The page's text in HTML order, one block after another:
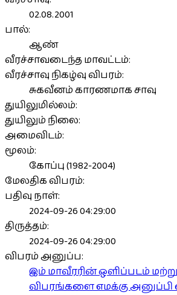
02.08.2001
பால்:
ஆண்
வீரச்சாவடைந்த மாவட்டம்:
வீரச்சாவு நிகழ்வு விபரம்:
சுகவீனம் காரணமாக சாவு
துயிலுமில்லம்:
துயிலும் நிலை:
அமைவிடம்:
மூலம்:
கோப்பு (1982-2004)
மேலதிக விபரம்:
பதிவு நாள்:
2024-09-26 04:29:00
திருத்தம்:
2024-09-26 04:29:00
விபரம் அனுப்ப:
இம் மாவீரரின் ஒளிப்படம்
விபரங்களை எமக்கு